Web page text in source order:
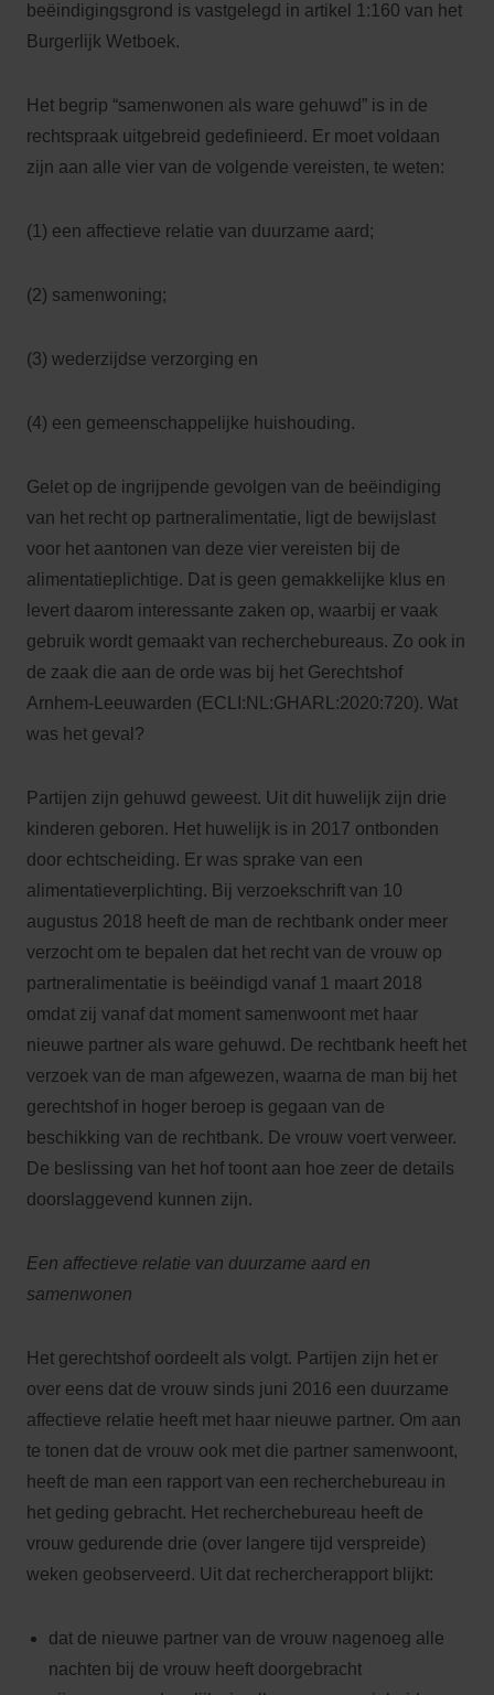
beëindigingsgrond is vastgelegd in artikel 1:160 van het
Burgerlijk Wetboek.
Het begrip “samenwonen als ware gehuwd” is in de
rechtspraak uitgebreid gedefinieerd. Er moet voldaan
zijn aan alle vier van de volgende vereisten, te weten:
(1) een affectieve relatie van duurzame aard;
(2) samenwoning;
(3) wederzijdse verzorging en
(4) een gemeenschappelijke huishouding.
Gelet op de ingrijpende gevolgen van de beëindiging
van het recht op partneralimentatie, ligt de bewijslast
voor het aantonen van deze vier vereisten bij de
alimentatieplichtige. Dat is geen gemakkelijke klus en
levert daarom interessante zaken op, waarbij er vaak
gebruik wordt gemaakt van recherchebureaus. Zo ook in
de zaak die aan de orde was bij het Gerechtshof
Arnhem-Leeuwarden (ECLI:NL:GHARL:2020:720). Wat
was het geval?
Partijen zijn gehuwd geweest. Uit dit huwelijk zijn drie
kinderen geboren. Het huwelijk is in 2017 ontbonden
door echtscheiding. Er was sprake van een
alimentatieverplichting. Bij verzoekschrift van 10
augustus 2018 heeft de man de rechtbank onder meer
verzocht om te bepalen dat het recht van de vrouw op
partneralimentatie is beëindigd vanaf 1 maart 2018
omdat zij vanaf dat moment samenwoont met haar
nieuwe partner als ware gehuwd. De rechtbank heeft het
verzoek van de man afgewezen, waarna de man bij het
gerechtshof in hoger beroep is gegaan van de
beschikking van de rechtbank. De vrouw voert verweer.
De beslissing van het hof toont aan hoe zeer de details
doorslaggevend kunnen zijn.
Een affectieve relatie van duurzame aard en
samenwonen
Het gerechtshof oordeelt als volgt. Partijen zijn het er
over eens dat de vrouw sinds juni 2016 een duurzame
affectieve relatie heeft met haar nieuwe partner. Om aan
te tonen dat de vrouw ook met die partner samenwoont,
heeft de man een rapport van een recherchebureau in
het geding gebracht. Het recherchebureau heeft de
vrouw gedurende drie (over langere tijd verspreide)
weken geobserveerd. Uit dat rechercherapport blijkt:
dat de nieuwe partner van de vrouw nagenoeg alle
nachten bij de vrouw heeft doorgebracht